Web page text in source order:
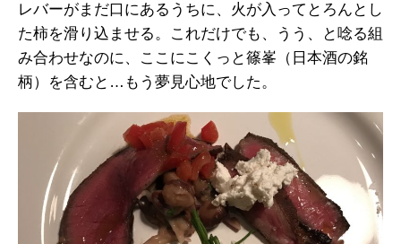
レバーがまだ口にあるうちに、火が入ってとろんとし
た柿を滑り込ませる。これだけでも、うう、と唸る組
み合わせなのに、ここにこくっと篠峯（日本酒の銘
柄）を含むと…もう夢見心地でした。